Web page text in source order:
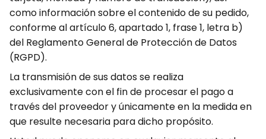
como información sobre el contenido de su pedido,
conforme al artículo 6, apartado 1, frase 1, letra b)
del Reglamento General de Protección de Datos
(RGPD).
La transmisión de sus datos se realiza
exclusivamente con el fin de procesar el pago a
través del proveedor y únicamente en la medida en
que resulte necesaria para dicho propósito.